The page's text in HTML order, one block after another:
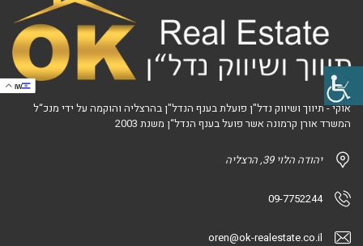
אוקי - תיווך ושיווק נדל"ן פועלת בענף הנדל"ן בהרצליה והוקמה על ידי מנכ“ל
המשרד אורן קרמונה אשר פועל בענף הנדל“ן משנת 2003
יהודה הלוי 39, הרצליה
09-7752244
oren@ok-realestate.co.il
IW